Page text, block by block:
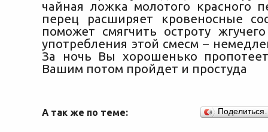
чайная ложка молотого красного
перец расширяет кровеносные
поможет смягчить остроту
употребления этой смесм –
За ночь Вы хорошенько
Вашим потом пройдет и простуда
А так же по теме: